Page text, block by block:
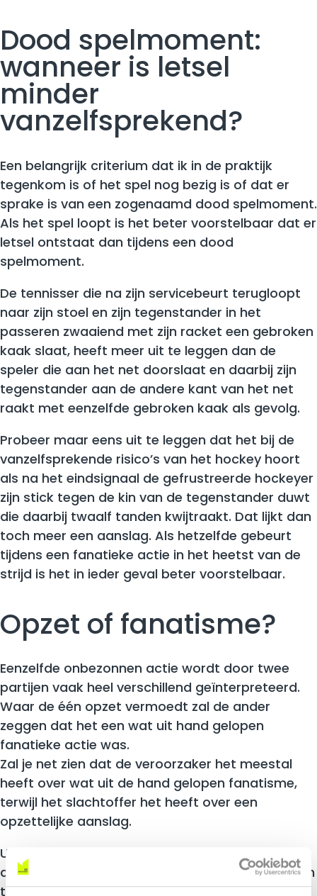
Dood spelmoment:
wanneer is letsel
minder
vanzelfsprekend?
Een belangrijk criterium dat ik in de praktijk
tegenkom is of het spel nog bezig is of dat er
sprake is van een zogenaamd dood spelmoment.
Als het spel loopt is het beter voorstelbaar dat er
letsel ontstaat dan tijdens een dood
spelmoment.
De tennisser die na zijn servicebeurt terugloopt
naar zijn stoel en zijn tegenstander in het
passeren zwaaiend met zijn racket een gebroken
kaak slaat, heeft meer uit te leggen dan de
speler die aan het net doorslaat en daarbij zijn
tegenstander aan de andere kant van het net
raakt met eenzelfde gebroken kaak als gevolg.
Probeer maar eens uit te leggen dat het bij de
vanzelfsprekende risico’s van het hockey hoort
als na het eindsignaal de gefrustreerde hockeyer
zijn stick tegen de kin van de tegenstander duwt
die daarbij twaalf tanden kwijtraakt. Dat lijkt dan
toch meer een aanslag. Als hetzelfde gebeurt
tijdens een fanatieke actie in het heetst van de
strijd is het in ieder geval beter voorstelbaar.
Opzet of fanatisme?
Eenzelfde onbezonnen actie wordt door twee
partijen vaak heel verschillend geïnterpreteerd.
Waar de één opzet vermoedt zal de ander
zeggen dat het een wat uit hand gelopen
fanatieke actie was.
Zal je net zien dat de veroorzaker het meestal
heeft over wat uit de hand gelopen fanatisme,
terwijl het slachtoffer het heeft over een
opzettelijke aanslag.
Uruguay bewondert Suárez, de man die vol inzet
de eer van het zijn volk verdedigt en daarvoor zijn
tanden in de tegenstander zet. Eerder een bewijs